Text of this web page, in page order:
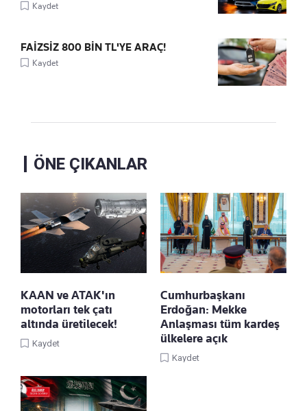
Kaydet
FAİZSİZ 800 BİN TL'YE ARAÇ!
Kaydet
ÖNE ÇIKANLAR
KAAN ve ATAK'ın
motorları tek çatı
altında üretilecek!
Kaydet
Cumhurbaşkanı
Erdoğan: Mekke
Anlaşması tüm kardeş
ülkelere açık
Kaydet